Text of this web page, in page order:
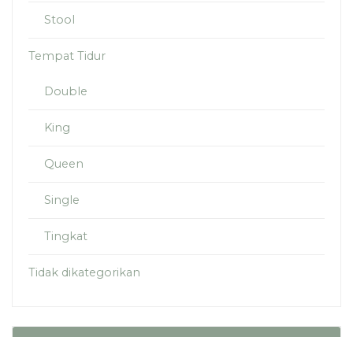
Stool
Tempat Tidur
Double
King
Queen
Single
Tingkat
Tidak dikategorikan